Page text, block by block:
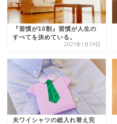
『習慣が10割』習慣が人生の
すべてを決めている。
2021年1月29日
夫ワイシャツの総入れ替え完